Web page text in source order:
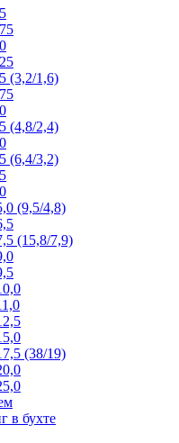
(3,2/1,6)
(4,8/2,4)
(6,4/3,2)
(9,5/4,8)
(15,8/7,9)
(38/19)
в бухте